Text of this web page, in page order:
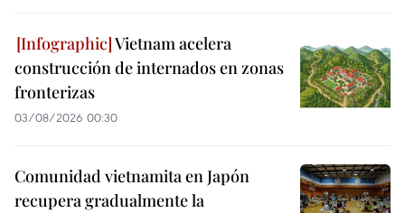
Vietnam acelera
construcción de internados en zonas
fronterizas
03/08/2026 00:30
Comunidad vietnamita en Japón
recupera gradualmente la